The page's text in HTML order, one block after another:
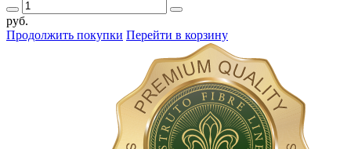
руб.
Продолжить покупки Перейти в корзину